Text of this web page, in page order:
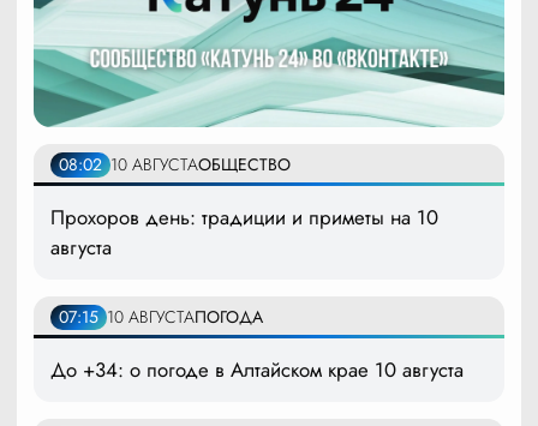
08:02 10 АВГУСТАОБЩЕСТВО
Прохоров день: традиции и приметы на 10
августа
07:15 10 АВГУСТАПОГОДА
До +34: о погоде в Алтайском крае 10 августа